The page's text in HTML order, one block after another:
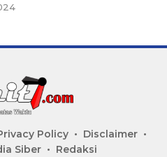
Policy
Disclaimer
Siber
Redaksi